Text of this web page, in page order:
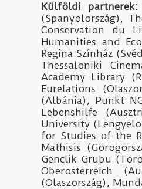
Külföldi partnerek:
(Spanyolország),
Conservation du
Humanities and
Regina Színház
Thessaloniki
Academy Library
Eurelations
(Albánia), Punkt
Lebenshilfe
University
for Studies of the
Mathisis
Genclik Grubu
Oberosterreich
(Olaszország),